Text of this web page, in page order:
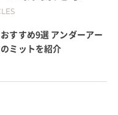
すすめ9選 アンダーアー
ミットを紹介